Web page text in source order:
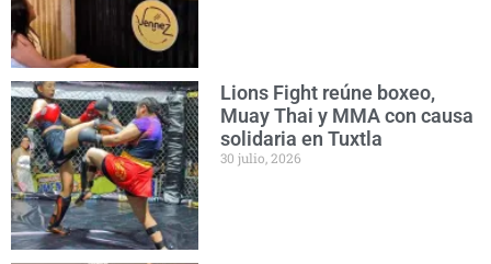
Lions Fight reúne boxeo,
Muay Thai y MMA con causa
solidaria en Tuxtla
30 julio, 2026